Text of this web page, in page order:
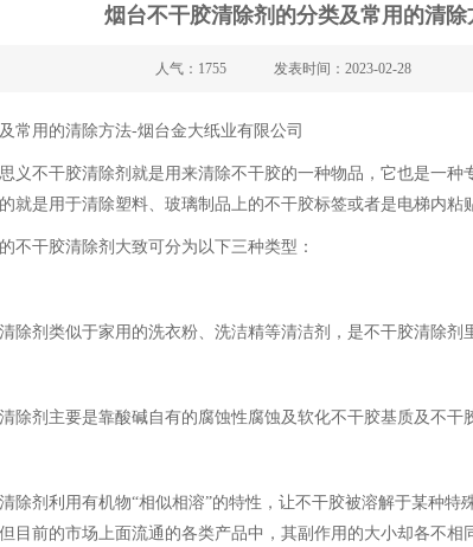
烟台不干胶清除剂的分类及常用的清除
人气：1755 发表时间：2023-02-28
常用的清除方法-烟台金大纸业有限公司
义不干胶清除剂就是用来清除不干胶的一种物品，它也是一
就是用于清除塑料、玻璃制品上的不干胶标签或者是电梯内粘
不干胶清除剂大致可分为以下三种类型：
除剂类似于家用的洗衣粉、洗洁精等清洁剂，是不干胶清除剂
除剂主要是靠酸碱自有的腐蚀性腐蚀及软化不干胶基质及不干
除剂利用有机物“相似相溶”的特性，让不干胶被溶解于某种
目前的市场上面流通的各类产品中，其副作用的大小却各不